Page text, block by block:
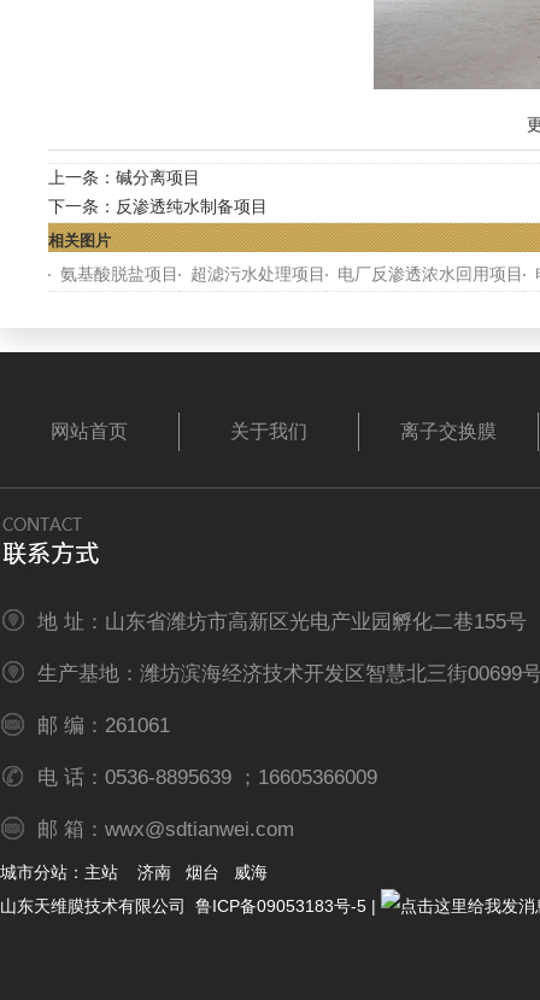
上一条： 碱分离项目
下一条： 反渗透纯水制备项目
相关图片
氨基酸脱盐项目
超滤污水处理项目 电厂反渗透浓水回用项目
网站首页 关于我们 离子交换膜
地 址：山东省潍坊市高新区光电产业园孵化二巷155号
生产基地：潍坊滨海经济技术开发区智慧北三街00699
邮 编：261061
电 话：0536-8895639 ；16605366009
邮 箱：wwx@sdtianwei.com
城市分站： 主站 济南 烟台
威海
山东天维膜技术有限公司
鲁ICP备09053183号-5 |